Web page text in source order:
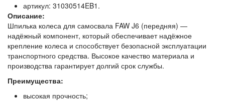
артикул: 31030514EB1.
Описание:
Шпилька колеса для самосвала FAW J6 (передняя) —
надёжный компонент, который обеспечивает надёжное
крепление колеса и способствует безопасной эксплуатации
транспортного средства. Высокое качество материала и
производства гарантирует долгий срок службы.
Преимущества:
высокая прочность;